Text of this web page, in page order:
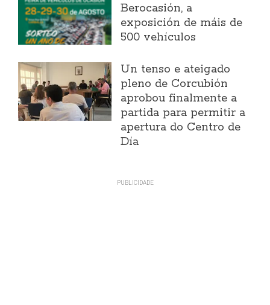
Berocasión, a
exposición de máis de
500 vehículos
Un tenso e ateigado
pleno de Corcubión
aprobou finalmente a
partida para permitir a
apertura do Centro de
Día